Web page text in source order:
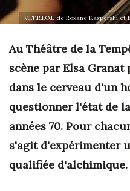
V.I.T.R.I.O.L de Roxane Kasperski
Au Théâtre de la
scène par Elsa
dans le cerveau d'un
questionner l'état de
années 70. Pour
s'agit d'expérimenter
qualifiée d'alchimique.